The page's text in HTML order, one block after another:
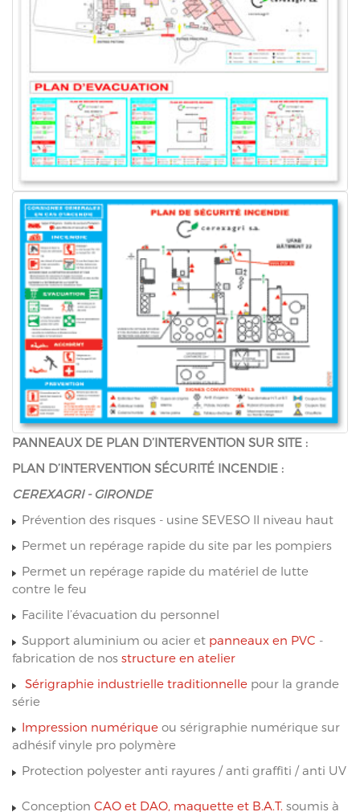
PANNEAUX DE PLAN D’INTERVENTION SUR SITE :
PLAN D’INTERVENTION SÉCURITÉ INCENDIE :
CEREXAGRI - GIRONDE
Prévention des risques - usine SEVESO II niveau haut
Permet un repérage rapide du site par les pompiers
Permet un repérage rapide du matériel de lutte
contre le feu
Facilite l’évacuation du personnel
Support aluminium ou acier et panneaux en PVC -
fabrication de nos structure en atelier
Sérigraphie industrielle traditionnelle pour la grande
série
Impression numérique ou sérigraphie numérique sur
adhésif vinyle pro polymère
Protection polyester anti rayures / anti graffiti / anti UV
Conception CAO et DAO, maquette et B.A.T. soumis à